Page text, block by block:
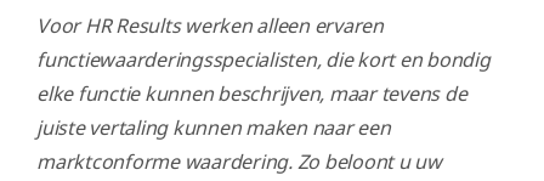
Voor HR Results werken alleen ervaren
functiewaarderingsspecialisten, die kort en bondig
elke functie kunnen beschrijven, maar tevens de
juiste vertaling kunnen maken naar een
marktconforme waardering. Zo beloont u uw